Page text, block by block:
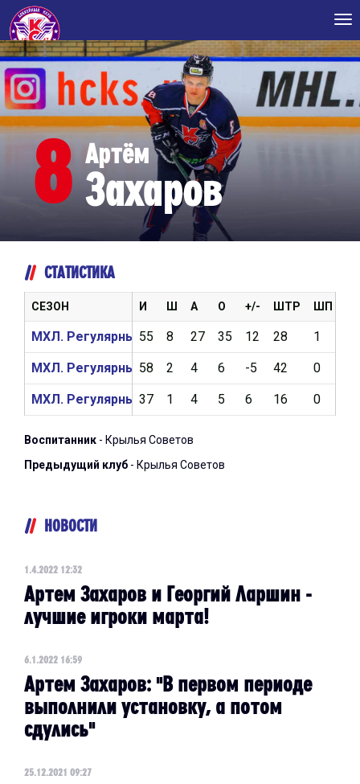
8 Артём
Захаров
СТАТИСТИКА
И Ш А О +/- ШТР ШП
55 8 27 35 12 28 1
58 2 4 6 -5 42 0
37 1 4 5 6 16 0
СЕЗОН
МХЛ. Регулярный чемпионат 2021/2022
МХЛ. Регулярный чемпионат 2020/2021
МХЛ. Регулярный чемпионат 2019/2020
Воспитанник - Крылья Советов
Предыдущий клуб - Крылья Советов
НОВОСТИ
1.4.2022 12:32
Артем Захаров и Георгий Ларшин -
лучшие игроки марта!
6.1.2022 16:59
Артем Захаров: "В первом периоде
выполнили установку, а потом
сдулись"
25.12.2021 09:27